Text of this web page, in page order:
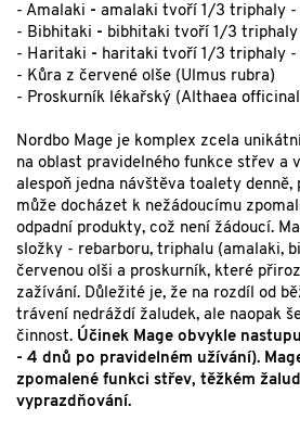
- Amalaki - amalaki tvoří 1/3 triphaly -
- Bibhitaki - bibhitaki tvoří 1/3
- Haritaki - haritaki tvoří 1/3 triphaly -
- Kůra z červené olše (Ulmus rubra)
- Proskurník lékařský (Althaea
Nordbo Mage je komplex zcela
na oblast pravidelného funkce střev a
alespoň jedna návštěva toalety
může docházet k nežádoucímu
odpadní produkty, což není žádoucí.
složky - rebarboru, triphalu (amalaki,
červenou olši a proskurník, které
zažívání. Důležité je, že na rozdíl od
trávení nedráždí žaludek, ale naopak
činnost. Účinek Mage obvykle
- 4 dnů po pravidelném užívání).
zpomalené funkci střev, těžkém
vyprazdňování.